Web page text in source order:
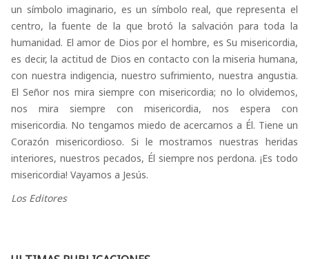
un símbolo imaginario, es un símbolo real, que representa el
centro, la fuente de la que brotó la salvación para toda la
humanidad. El amor de Dios por el hombre, es Su misericordia,
es decir, la actitud de Dios en contacto con la miseria humana,
con nuestra indigencia, nuestro sufrimiento, nuestra angustia.
El Señor nos mira siempre con misericordia; no lo olvidemos,
nos mira siempre con misericordia, nos espera con
misericordia. No tengamos miedo de acercarnos a Él. Tiene un
Corazón misericordioso. Si le mostramos nuestras heridas
interiores, nuestros pecados, Él siempre nos perdona. ¡Es todo
misericordia! Vayamos a Jesús.
Los Editores